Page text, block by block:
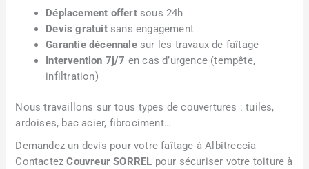
Déplacement offertsous 24h
Devis gratuitsans engagement
Garantie décennalesur les travaux de faîtage
Intervention 7j/7 en cas d’urgence (tempête,
infiltration)
Nous travaillons sur tous types de couvertures : tuiles,
ardoises, bac acier, fibrociment…
Demandez un devis pour votre faîtage à Albitreccia
ContactezCouvreur SORREL pour sécuriser votre toiture à